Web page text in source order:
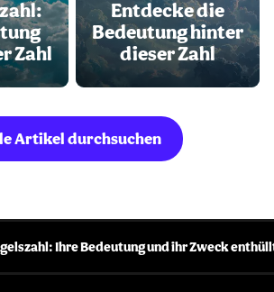
Zahl
Entdecke die
Bedeutung hinter
dieser Zahl
Artikel durchsuchen
Ihre Bedeutung und ihr Zweck